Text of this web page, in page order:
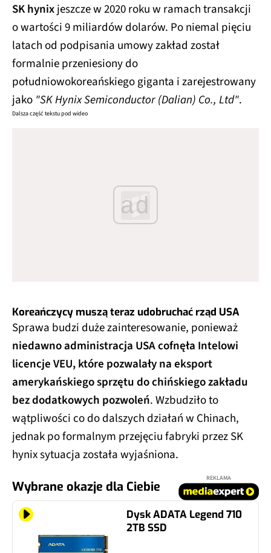
SK hynixjeszcze w 2020 roku w ramach transakcji
o wartości 9 miliardów dolarów. Po niemal pięciu
latach od podpisania umowy zakład został
formalnie przeniesiony do
południowokoreańskiego giganta i zarejestrowany
jako "SK Hynix Semiconductor (Dalian) Co., Ltd".
Dalsza część tekstu pod wideo
ad
Koreańczycy muszą teraz udobruchać rząd USA
Sprawa budzi duże zainteresowanie, ponieważ
niedawno administracja USA cofnęła Intelowi
licencje VEU, które pozwalały na eksport
amerykańskiego sprzętu do chińskiego zakładu
bez dodatkowych pozwoleń. Wzbudziło to
wątpliwości co do dalszych działań w Chinach,
jednak po formalnym przejęciu fabryki przez SK
hynix sytuacja została wyjaśniona.
Wybrane okazje dla Ciebie
REKLAMA
Dysk ADATA Legend 710
2TB SSD